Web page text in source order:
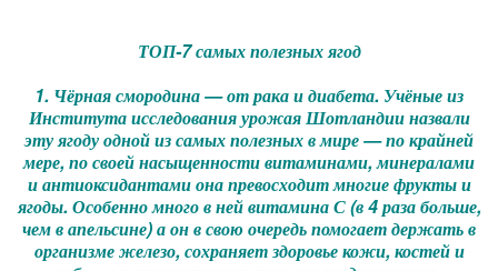
ТОП-7 самых полезных ягод
1. Чёрная смородина — от рака и диабета. Учёные из
Института исследования урожая Шотландии назвали
эту ягоду одной из самых полезных в мире — по крайней
мере, по своей насыщенности витаминами, минералами
и антиоксидантами она превосходит многие фрукты и
ягоды. Особенно много в ней витамина С (в 4 раза больше,
чем в апельсине) а он в свою очередь помогает держать в
организме железо, сохраняет здоровье кожи, костей и